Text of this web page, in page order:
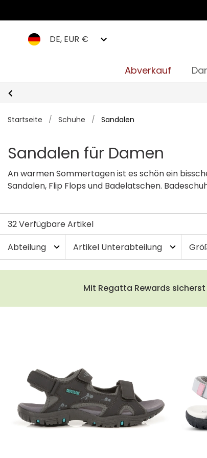
DE, EUR €
Abverkauf
Startseite / Schuhe / Sandalen
Sandalen für Damen
An warmen Sommertagen ist es schön ein
Sandalen, Flip Flops und Badelatschen.
32 Verfügbare Artikel
Abteilung
expand_more Artikel Unterabteilung expand_more
Mit Regatta Rewards